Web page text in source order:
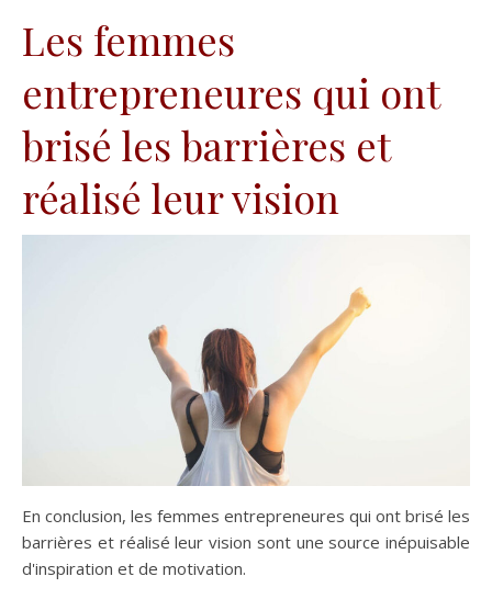
Les femmes
entrepreneures qui ont
brisé les barrières et
réalisé leur vision
En conclusion, les femmes entrepreneures qui ont brisé les
barrières et réalisé leur vision sont une source inépuisable
d'inspiration et de motivation.